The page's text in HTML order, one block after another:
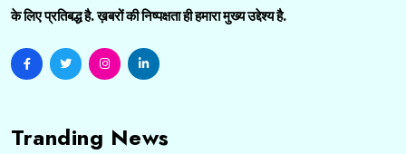
के लिए प्रतिबद्ध है. ख़बरों की निष्पक्षता ही हमारा मुख्य उद्देश्य है.
Tranding News